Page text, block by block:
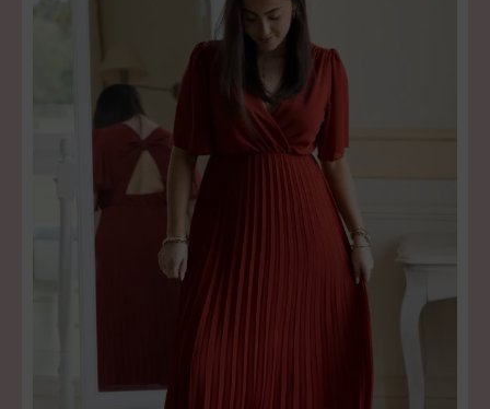
Rejoignez
l’univers Le
Dressing de
Blondie
Inscrivez-vous à notre